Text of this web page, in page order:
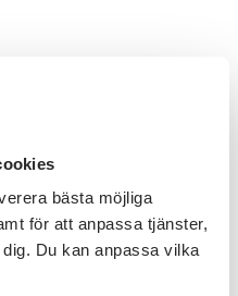
bästa möjliga
för att anpassa tjänster,
Du kan anpassa vilka
Meditativ dans
med enkla
fri dans och
rörelseglädje där
till vår existens.
den som grundade
Gabrielle Woisen